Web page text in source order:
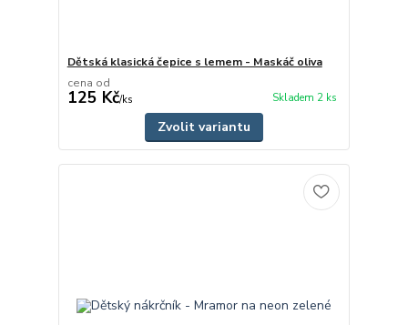
Dětská klasická čepice s lemem - Maskáč oliva
cena od
125 Kč/ks Skladem 2 ks
Zvolit variantu